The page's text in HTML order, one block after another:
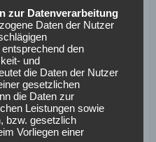
Aufschrei war groß.
Pressekonferenz
Trainer und nahm ihn in
Applaus ‒ eine
Reaktion bei
Und wohl das ikonischste
zur Datenverarbeitung
Daten der Nutzer
den
und
die Daten der Nutzer
gesetzlichen
die Daten zur
Leistungen sowie
bzw. gesetzlich
Vorliegen einer